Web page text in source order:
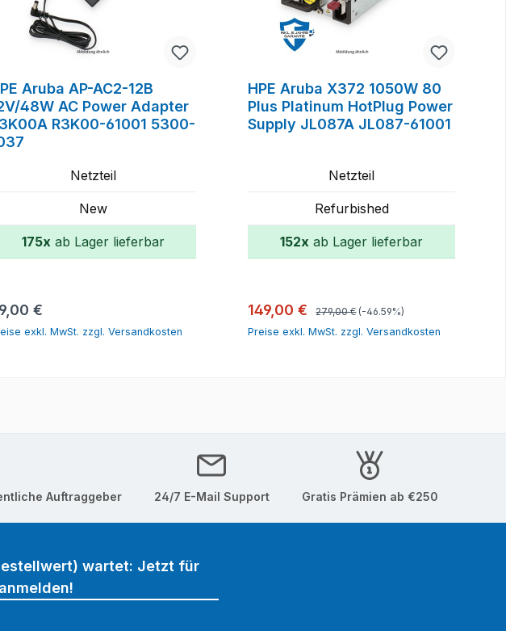
Aruba AP-AC2-12B
48W AC Power Adapter
R3K00-61001 5300-
Netzteil
New
175x ab Lager lieferbar
Preis:
€
exkl. MwSt. zzgl. Versandkosten
HPE Aruba X372 1050W 80
Plus Platinum HotPlug Power
Supply JL087A JL087-61001
Netzteil
Refurbished
152x ab Lager lieferbar
Verkaufspreis:
149,00 € Regulärer Preis:
279,00 € (-46.59%)
Preise exkl. MwSt. zzgl. Versandkosten
In den Warenkorb
Auftraggeber 24/7 E-Mail Support Gratis Prämien ab €250
wartet: Jetzt für